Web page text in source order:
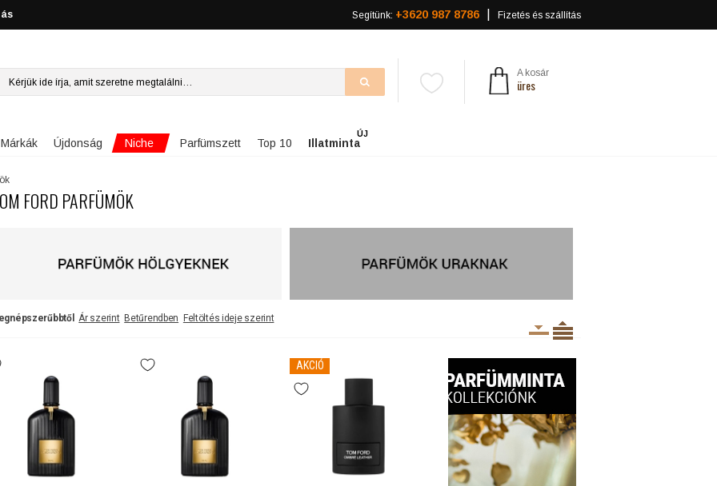
Segítünk: +3620 987 8786 Fizetés és szállítás
A kosár
üres
Márkák Újdonság Niche Parfümszett Top 10 Illatminta
ÚJ
FORD PARFÜMÖK
Ár szerint Betűrendben Feltöltés ideje szerint
AKCIÓ